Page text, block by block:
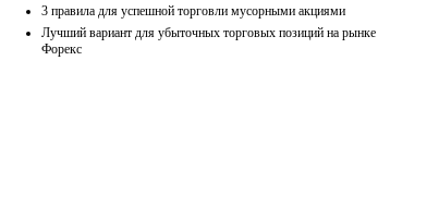
3 правила для успешной торговли мусорными акциями
Лучший вариант для убыточных торговых позиций на рынке
Форекс